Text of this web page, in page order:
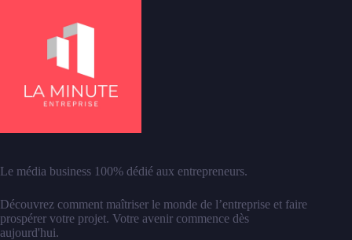
Le média business 100% dédié aux entrepreneurs.
Découvrez comment maîtriser le monde de l’entreprise et faire
prospérer votre projet. Votre avenir commence dès
aujourd'hui.